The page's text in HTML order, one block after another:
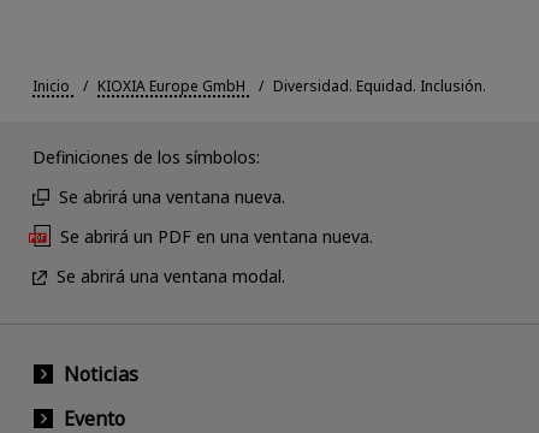
Inicio KIOXIA Europe GmbH Diversidad. Equidad. Inclusión.
Definiciones de los símbolos:
Se abrirá una ventana nueva.
Se abrirá un PDF en una ventana nueva.
Se abrirá una ventana modal.
Noticias
Evento